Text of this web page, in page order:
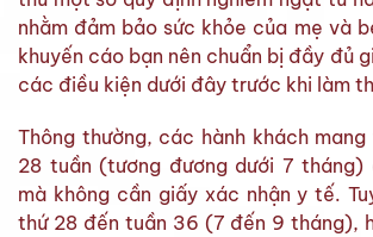
nhằm đảm bảo sức khỏe của mẹ và
khuyến cáo bạn nên chuẩn bị đầy đủ
các điều kiện dưới đây trước khi làm
Thông thường, các hành khách
28 tuần (tương đương dưới 7 tháng)
mà không cần giấy xác nhận y tế.
thứ 28 đến tuần 36 (7 đến 9 tháng),